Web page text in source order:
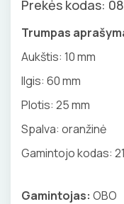
Augalų
Judesio
ANTGALIAI
KABELIAI,
Prekės kodas:
Trumpas
Aukštis: 10 mm
Ilgis: 60 mm
Plotis: 25 mm
Spalva: oranžinė
Gamintojo kodas:
Gamintojas: OBO